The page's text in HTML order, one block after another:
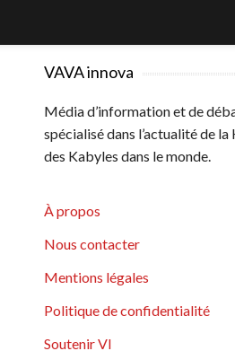
VAVA innova
Média d’information et de
spécialisé dans l’actualité de
des Kabyles dans le monde.
À propos
Nous contacter
Mentions légales
Politique de confidentialité
Soutenir VI